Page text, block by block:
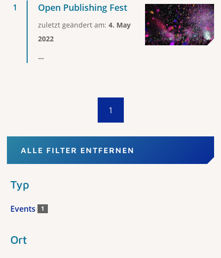
Open Publishing Fest
zuletzt geändert am: 4. May
2022
...
1
ALLE FILTER ENTFERNEN
Typ
Events 1
Ort